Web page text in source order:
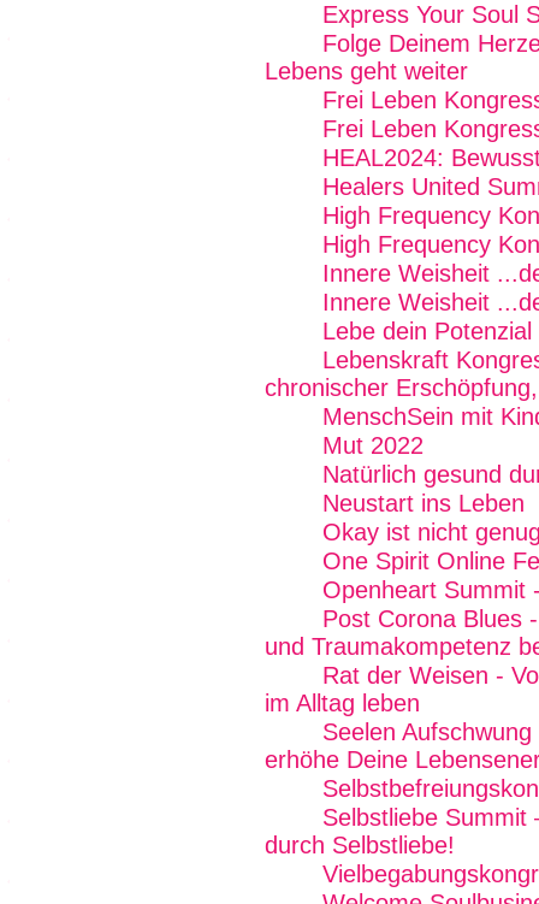
Express Your Soul
Folge Deinem
Lebens geht weiter
Frei Leben
Frei Leben
HEAL2024:
Healers United
High Frequency
High Frequency
Innere Weisheit
Innere Weisheit
Lebe dein Potenzial
Lebenskraft
chronischer
MenschSein mit
Mut 2022
Natürlich gesund
Neustart ins Leben
Okay ist nicht
One Spirit Online
Openheart Summit
Post Corona Blues
und Traumakompetenz
Rat der Weisen -
im Alltag leben
Seelen
erhöhe Deine
Selbstliebe Summit
durch Selbstliebe!